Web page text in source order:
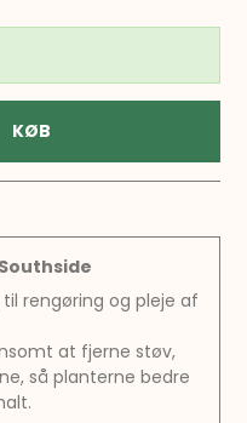
KØB
rengøring og pleje af
at fjerne støv,
så planterne bedre